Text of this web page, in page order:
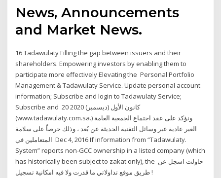
News, Announcements
and Market News.
16 Tadawulaty Filling the gap between issuers and their
shareholders. Empowering investors by enabling them to
participate more effectively Elevating the Personal Portfolio
Management & Tadawulaty Service. Update personal account
information; Subscribe and login to Tadawulaty Service;
Subscribe and 20 كانون الأول (ديسمبر) 2020
(www.tadawulaty.com.sa.) ونؤكد على عقد اجتماع الجمعية العامة
الغير عادية عبر وسائل التقنية الحديثة عن بُعد ، وذلك حرصاً على سلامة
المتعاملين في Dec 4, 2016 If information from “Tadawulaty.
System” reports non-GCC ownership in a listed company (which
has historically been subject to zakat only), the حاولت اسجل عن
طريق موقع تداولاتي ما قدرت ولا فيه امكانية تسجيل !